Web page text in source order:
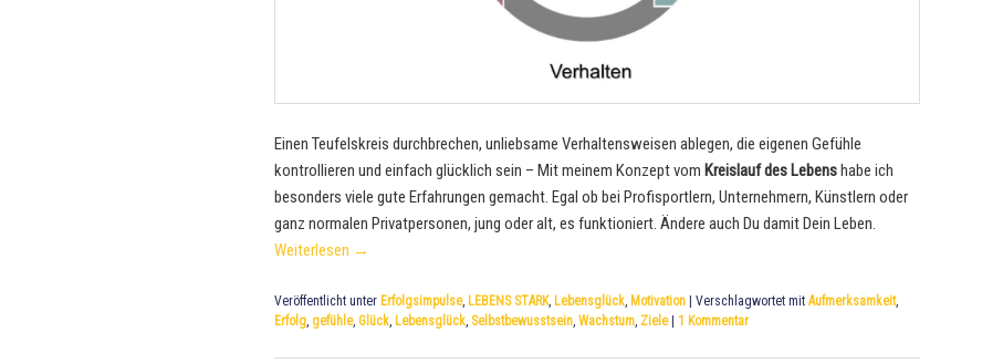
Einen Teufelskreis durchbrechen, unliebsame Verhaltensweisen ablegen, die eigenen Gefühle
kontrollieren und einfach glücklich sein – Mit meinem Konzept vom Kreislauf des Lebens habe ich
besonders viele gute Erfahrungen gemacht. Egal ob bei Profisportlern, Unternehmern, Künstlern oder
ganz normalen Privatpersonen, jung oder alt, es funktioniert. Ändere auch Du damit Dein Leben.
Weiterlesen →
Veröffentlicht unter Erfolgsimpulse, LEBENS STARK, Lebensglück Motivation | Verschlagwortet mit Aufmerksamkeit,
Erfolg gefühle, Glück Lebensglück Selbstbewusstsein Wachstum Ziele | 1 Kommentar